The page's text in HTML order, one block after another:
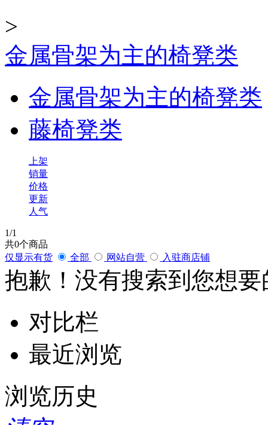
>
金属骨架为主的椅凳类
金属骨架为主的椅凳类
藤椅凳类
上架
销量
价格
更新
人气
1/1
共0个商品
仅显示有货
全部 网站自营 入驻商店铺
抱歉！没有搜索到您想
对比栏
最近浏览
浏览历史